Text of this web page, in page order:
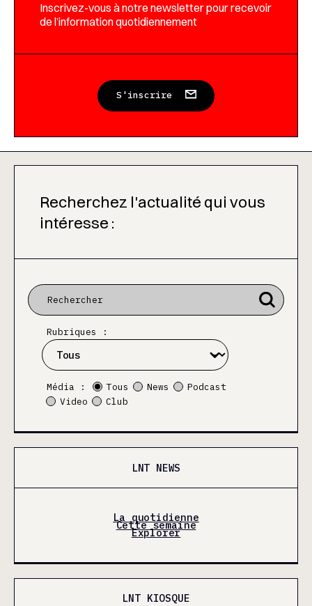
Inscrivez-vous à notre newsletter pour recevoir
de l’information quotidiennement
S'inscrire
Recherchez l'actualité qui vous
intéresse :
Rubriques :
Média : Tous News
Podcast
Video
Club
LNT NEWS
La quotidienne
Cette semaine
Explorer
LNT KIOSQUE